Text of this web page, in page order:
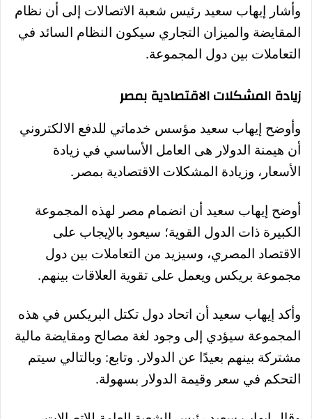
وأشار إيهاب سعيد رئيس شعبة الاتصالات إلى أن نظام
المقايضة والميزان التجاري سيكون النظام السائد في
التعاملات بين دول المجموعة.
زيادة المشكلات الاقتصادية بمصر
وأوضح إيهاب سعيد مؤسس خدماتي للدفع الالكتروني
أن هيمنة الدولار هى العامل الأساسي في زيادة
الأسعار، وزيادة المشكلات الاقتصادية بمصر.
أوضح إيهاب سعيد أن انضمام مصر لهذه المجموعة
الكبيرة ذات الدول القوية؛ سيعود بالإيجاب على
الاقتصاد المصري، وسيزيد من التعاملات بين دول
مجموعة بريكس ويعمل على تقوية العلاقات بينهم.
وأكد إيهاب سعيد أن اتحاد دول تكتل البريكس في هذه
المجموعة سيؤدي إلى وجود لغة مصالح ومقايضة مالية
مشتركة بينهم بعيدًا عن الدولار. وتابع: وبالتالي سيتم
التحكم في سعر وقيمة الدولار بسهولة.